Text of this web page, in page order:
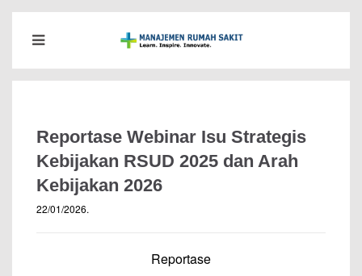
Reportase Webinar Isu Strategis
Kebijakan RSUD 2025 dan Arah
Kebijakan 2026
22/01/2026.
Reportase